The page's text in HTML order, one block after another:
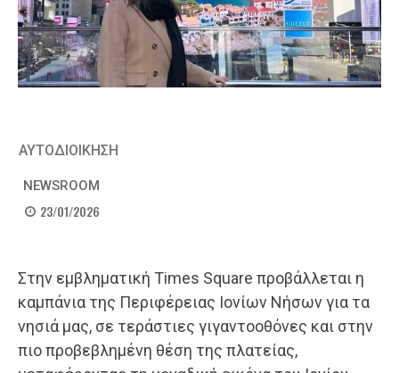
ΑΥΤΟΔΙΟΙΚΗΣΗ
NEWSROOM
23/01/2026
Στην εμβληματική Times Square προβάλλεται η
καμπάνια της Περιφέρειας Ιονίων Νήσων για τα
νησιά μας, σε τεράστιες γιγαντοοθόνες και στην
πιο προβεβλημένη θέση της πλατείας,